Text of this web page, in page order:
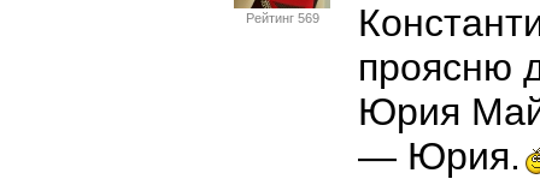
Рейтинг 569
проясню
Юрия
— Юрия.